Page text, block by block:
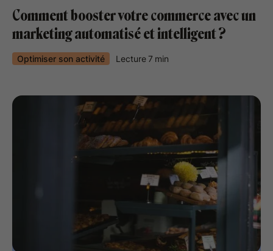
Comment booster votre commerce avec un
marketing automatisé et intelligent ?
Optimiser son activité Lecture7 min